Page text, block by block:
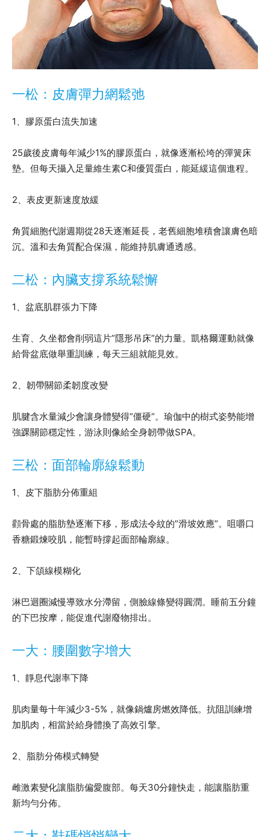
一松：皮膚彈力網鬆弛
1、膠原蛋白流失加速
25歲後皮膚每年減少1%的膠原蛋白，就像逐漸松垮的彈簧床
墊。但每天攝入足量維生素C和優質蛋白，能延緩這個進程。
2、表皮更新速度放緩
角質細胞代謝週期從28天逐漸延長，老舊細胞堆積會讓膚色暗
沉。溫和去角質配合保濕，能維持肌膚通透感。
二松：內臟支撐系統鬆懈
1、盆底肌群張力下降
生育、久坐都會削弱這片”隱形吊床”的力量。凱格爾運動就像
給骨盆底做舉重訓練，每天三組就能見效。
2、韌帶關節柔韌度改變
肌腱含水量減少會讓身體變得”僵硬”。瑜伽中的樹式姿勢能增
強踝關節穩定性，游泳則像給全身韌帶做SPA。
三松：面部輪廓線鬆動
1、皮下脂肪分佈重組
顴骨處的脂肪墊逐漸下移，形成法令紋的”滑坡效應”。咀嚼口
香糖鍛煉咬肌，能暫時撐起面部輪廓線。
2、下頜線模糊化
淋巴迴圈減慢導致水分滯留，側臉線條變得圓潤。睡前五分鐘
的下巴按摩，能促進代謝廢物排出。
一大：腰圍數字增大
1、靜息代謝率下降
肌肉量每十年減少3-5%，就像鍋爐房燃效降低。抗阻訓練增
加肌肉，相當於給身體換了高效引擎。
2、脂肪分佈模式轉變
雌激素變化讓脂肪偏愛腹部。每天30分鐘快走，能讓脂肪重
新均勻分佈。